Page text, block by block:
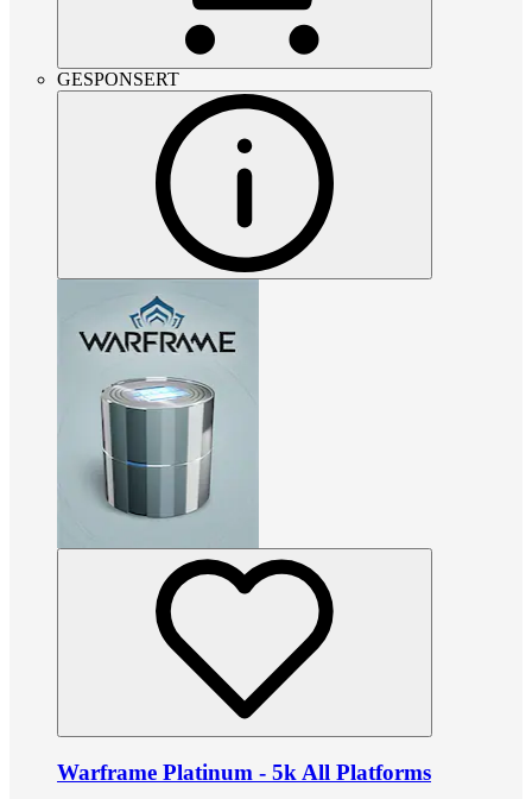
GESPONSERT
Warframe Platinum - 5k All Platforms